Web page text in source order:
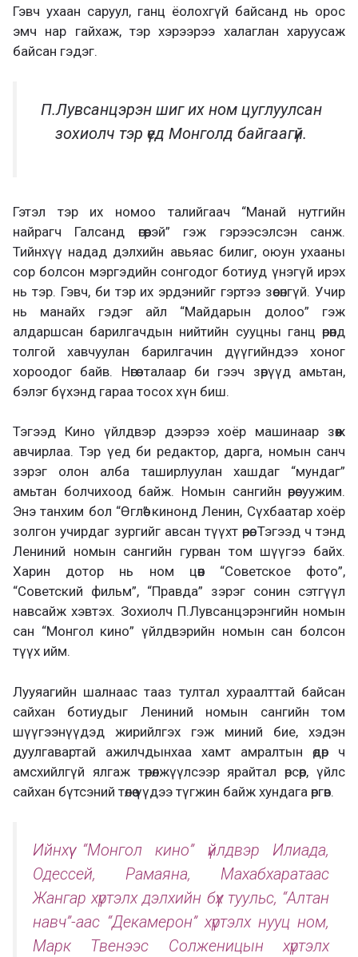
Гэвч ухаан саруул, ганц ёолохгүй байсанд нь орос
эмч нар гайхаж, тэр хэрээрээ халаглан харуусаж
байсан гэдэг.
П.Лувсанцэрэн шиг их ном цуглуулсан
зохиолч тэр үед Монголд байгаагүй.
Гэтэл тэр их номоо талийгаач “Манай нутгийн
найрагч Галсанд өгөөрэй” гэж гэрээсэлсэн санж.
Тийнхүү надад дэлхийн авьяас билиг, оюун ухааны
сор болсон мэргэдийн сонгодог ботиуд үнэгүй ирэх
нь тэр. Гэвч, би тэр их эрдэнийг гэртээ зөөсөнгүй. Учир
нь манайх гэдэг айл “Майдарын долоо” гэж
алдаршсан барилгачдын нийтийн сууцны ганц өрөөнд
толгой хавчуулан барилгачин дүүгийндээ хоног
хороодог байв. Нөгөө талаар би гээч зөрүүд амьтан,
бэлэг бүхэнд гараа тосох хүн биш.
Тэгээд Кино үйлдвэр дээрээ хоёр машинаар зөөж
авчирлаа. Тэр үед би редактор, дарга, номын санч
зэрэг олон алба таширлуулан хашдаг “мундаг”
амьтан болчихоод байж. Номын сангийн өрөө уужим.
Энэ танхим бол “Өглөө” кинонд Ленин, Сүхбаатар хоёр
золгон учирдаг зургийг авсан түүхт өрөө. Тэгээд ч тэнд
Лениний номын сангийн гурван том шүүгээ байх.
Харин дотор нь ном цөөн “Советское фото”,
“Советский фильм”, “Правда” зэрэг сонин сэтгүүл
навсайж хэвтэх. Зохиолч П.Лувсанцэрэнгийн номын
сан “Монгол кино” үйлдвэрийн номын сан болсон
түүх ийм.
Лууяагийн шалнаас тааз тултал хураалттай байсан
сайхан ботиудыг Лениний номын сангийн том
шүүгээнүүдэд жирийлгэх гэж миний бие, хэдэн
дуулгавартай ажилчдынхаа хамт амралтын өдөр ч
амсхийлгүй ялгаж төрөлжүүлсээр ярайтал өрсөөр, үйлс
сайхан бүтсэний төлөө үүдээ түгжин байж хундага өргөв.
Ийнхүү “Монгол кино” үйлдвэр Илиада,
Одессей, Рамаяна, Махабхаратаас
Жангар хүртэлх дэлхийн бүх туульс, “Алтан
навч”-аас “Декамерон” хүртэлх нууц ном,
Марк Твенээс Солженицын хүртэлх